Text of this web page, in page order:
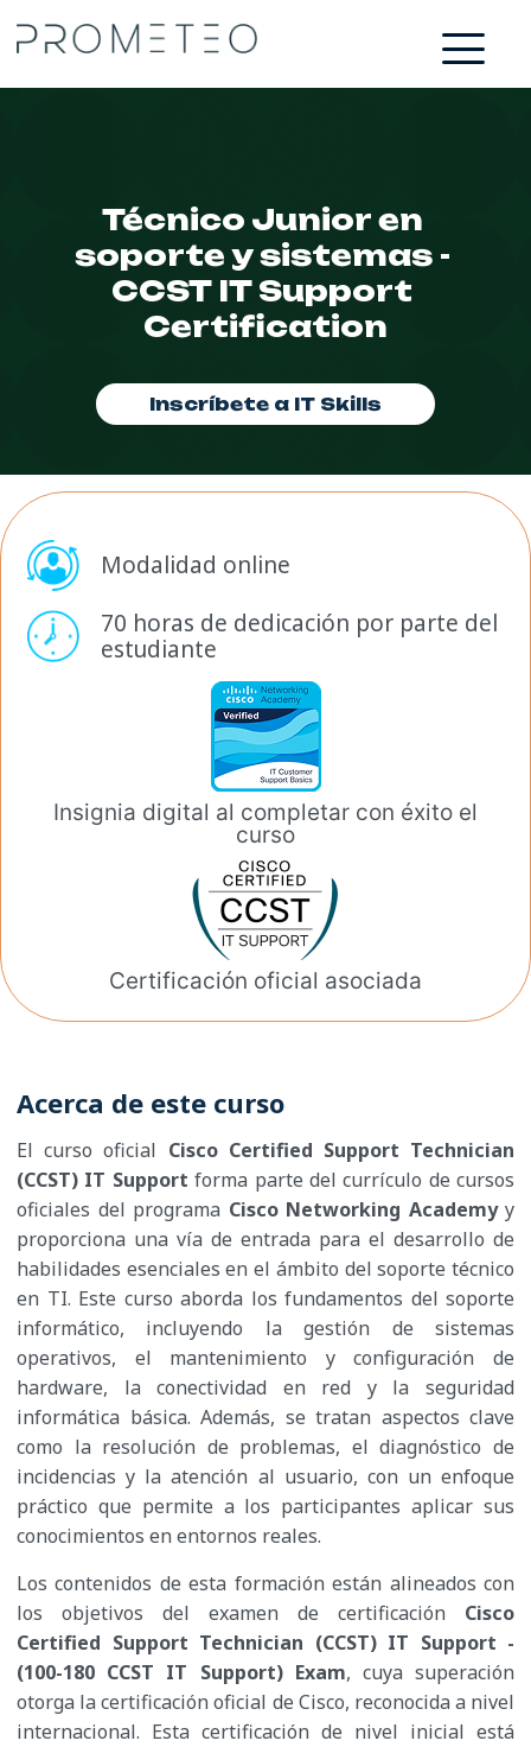
Técnico Junior en
soporte y sistemas -
CCST IT Support
Certification
Inscríbete a IT Skills
Modalidad online
70 horas de dedicación por parte del
estudiante
Insignia digital al completar con éxito el
curso
Certificación oficial asociada
Acerca de este curso
El curso oficial Cisco Certified Support Technician
(CCST) IT Support forma parte del currículo de cursos
oficiales del programa Cisco Networking Academyy
proporciona una vía de entrada para el desarrollo de
habilidades esenciales en el ámbito del soporte técnico
en TI. Este curso aborda los fundamentos del soporte
informático, incluyendo la gestión de sistemas
operativos, el mantenimiento y configuración de
hardware, la conectividad en red y la seguridad
informática básica. Además, se tratan aspectos clave
como la resolución de problemas, el diagnóstico de
incidencias y la atención al usuario, con un enfoque
práctico que permite a los participantes aplicar sus
conocimientos en entornos reales.​
Los contenidos de esta formación están alineados con
los objetivos del examen de certificación Cisco
Certified Support Technician (CCST) IT Support -
(100-180 CCST IT Support) Exam, cuya superación
otorga la certificación oficial de Cisco, reconocida a nivel
internacional. Esta certificación de nivel inicial está